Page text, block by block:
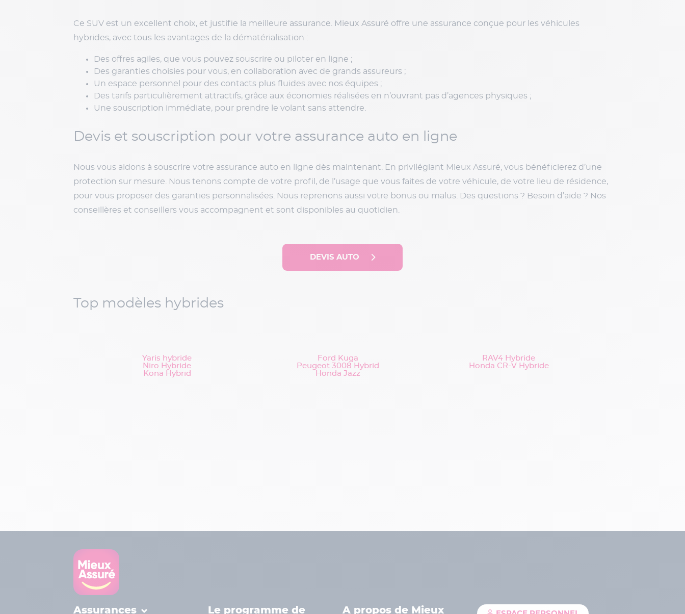
Ce SUV est un excellent choix, et justifie la meilleure assurance. Mieux Assuré offre une assurance conçue pour les véhicules
hybrides, avec tous les avantages de la dématérialisation :
Des offres agiles, que vous pouvez souscrire ou piloter en ligne ;
Des garanties choisies pour vous, en collaboration avec de grands assureurs ;
Un espace personnel pour des contacts plus fluides avec nos équipes ;
Des tarifs particulièrement attractifs, grâce aux économies réalisées en n’ouvrant pas d’agences physiques ;
Une souscription immédiate, pour prendre le volant sans attendre.
Devis et souscription pour votre assurance auto en ligne
Nous vous aidons à souscrire votre assurance auto en ligne dès maintenant. En privilégiant Mieux Assuré, vous bénéficierez d’une
protection sur mesure. Nous tenons compte de votre profil, de l’usage que vous faites de votre véhicule, de votre lieu de résidence,
pour vous proposer des garanties personnalisées. Nous reprenons aussi votre bonus ou malus. Des questions ? Besoin d’aide ? Nos
conseillères et conseillers vous accompagnent et sont disponibles au quotidien.
DEVIS AUTO
Top modèles hybrides
Yaris hybride Ford Kuga
RAV4 Hybride
Niro Hybride
Peugeot 3008 Hybrid
Honda CR-V Hybride
Kona Hybrid
Honda Jazz
Assurances Le programme de A propos de Mieux